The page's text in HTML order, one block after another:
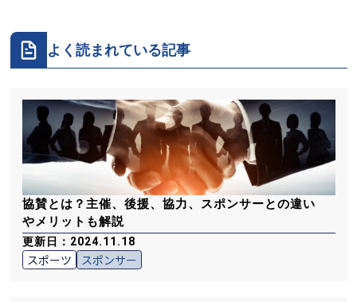
よく読まれている記事
協賛とは？主催、後援、協力、スポンサーとの違い
やメリットも解説
更新日：2024.11.18
スポーツ スポンサー